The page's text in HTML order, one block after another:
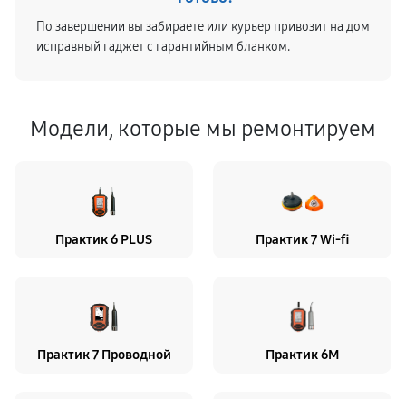
По завершении вы забираете или курьер привозит на дом
исправный гаджет с гарантийным бланком.
Модели, которые мы ремонтируем
Практик 6 PLUS Практик 7 Wi-fi
Практик 7 Проводной Практик 6M